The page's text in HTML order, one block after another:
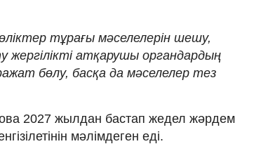
тұрағы мәселелерін шешу,
жергілікті атқарушы органдардың
бөлу, басқа да мәселелер тез
2027 жылдан бастап жедел жәрдем
мәлімдеген еді.